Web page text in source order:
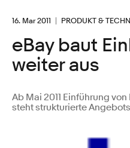
16. Mar 2011 PRODUKT &
eBay baut
weiter aus
Ab Mai 2011 Einführung
steht strukturierte